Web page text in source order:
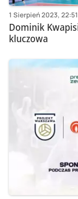
1 Sierpień 2023, 22:51
Dominik
kluczowa